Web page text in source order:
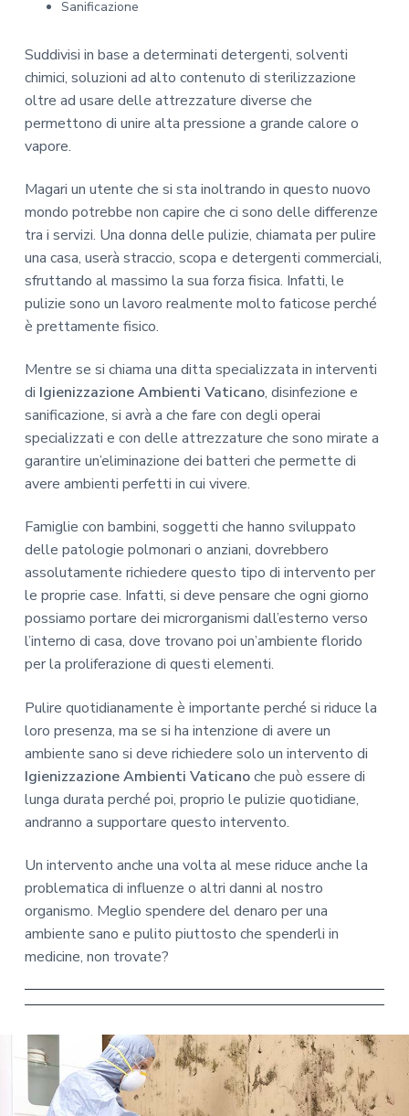
Sanificazione
Suddivisi in base a determinati detergenti, solventi
chimici, soluzioni ad alto contenuto di sterilizzazione
oltre ad usare delle attrezzature diverse che
permettono di unire alta pressione a grande calore o
vapore.
Magari un utente che si sta inoltrando in questo nuovo
mondo potrebbe non capire che ci sono delle differenze
tra i servizi. Una donna delle pulizie, chiamata per pulire
una casa, userà straccio, scopa e detergenti commerciali,
sfruttando al massimo la sua forza fisica. Infatti, le
pulizie sono un lavoro realmente molto faticose perché
è prettamente fisico.
Mentre se si chiama una ditta specializzata in interventi
di Igienizzazione Ambienti Vaticano, disinfezione e
sanificazione, si avrà a che fare con degli operai
specializzati e con delle attrezzature che sono mirate a
garantire un’eliminazione dei batteri che permette di
avere ambienti perfetti in cui vivere.
Famiglie con bambini, soggetti che hanno sviluppato
delle patologie polmonari o anziani, dovrebbero
assolutamente richiedere questo tipo di intervento per
le proprie case. Infatti, si deve pensare che ogni giorno
possiamo portare dei microrganismi dall’esterno verso
l’interno di casa, dove trovano poi un’ambiente florido
per la proliferazione di questi elementi.
Pulire quotidianamente è importante perché si riduce la
loro presenza, ma se si ha intenzione di avere un
ambiente sano si deve richiedere solo un intervento di
Igienizzazione Ambienti Vaticanoche può essere di
lunga durata perché poi, proprio le pulizie quotidiane,
andranno a supportare questo intervento.
Un intervento anche una volta al mese riduce anche la
problematica di influenze o altri danni al nostro
organismo. Meglio spendere del denaro per una
ambiente sano e pulito piuttosto che spenderli in
medicine, non trovate?